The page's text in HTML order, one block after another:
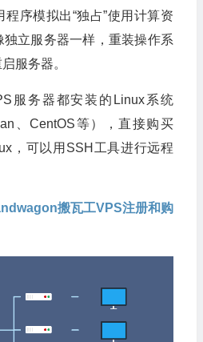
序模拟出“独占”使用计算资
立服务器一样，重装操作系
服务器。
服务器都安装的Linux系统
、CentOS等），直接购买
，可以用SSH工具进行远程
搬瓦工VPS注册和购